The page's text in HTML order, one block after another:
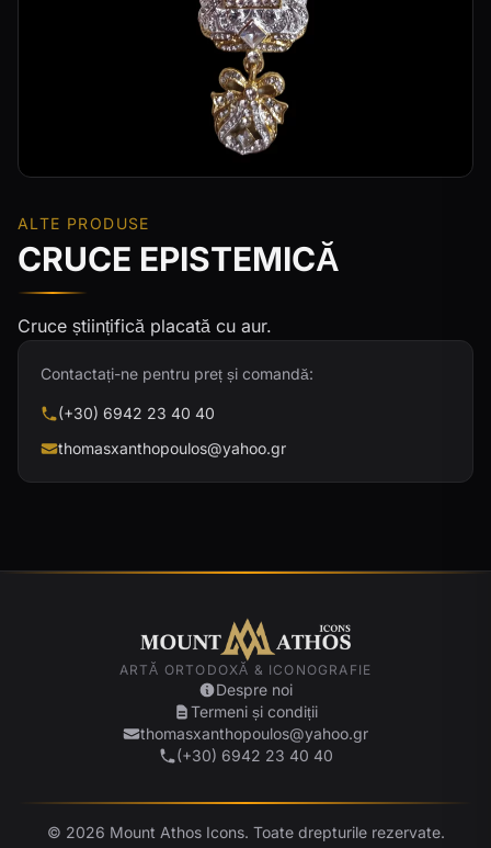
ALTE PRODUSE
CRUCE EPISTEMICĂ
Cruce științifică placată cu aur.
Contactați-ne pentru preț și comandă:
(+30) 6942 23 40 40
thomasxanthopoulos@yahoo.gr
ARTĂ ORTODOXĂ & ICONOGRAFIE
Despre noi
Termeni și condiții
thomasxanthopoulos@yahoo.gr
(+30) 6942 23 40 40
© 2026 Mount Athos Icons. Toate drepturile rezervate.